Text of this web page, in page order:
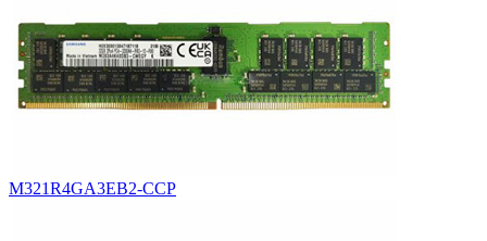
M321R4GA3EB2-CCP